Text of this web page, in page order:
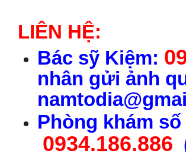
LIÊN HỆ:
Bác sỹ Kiệm:
nhân gửi ảnh
Phòng khám
0934.186.886